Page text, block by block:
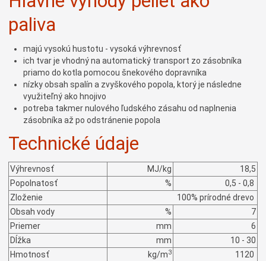
paliva
majú vysokú hustotu - vysoká výhrevnosť
ich tvar je vhodný na automatický transport zo zásobníka
priamo do kotla pomocou šnekového dopravníka
nízky obsah spalín a zvyškového popola, ktorý je následne
využiteľný ako hnojivo
potreba takmer nulového ľudského zásahu od naplnenia
zásobníka až po odstránenie popola
Technické údaje
Výhrevnosť MJ/kg
18,5
Popolnatosť
%
0,5 - 0,8
Zloženie
100% prírodné drevo
Obsah vody
%
7
Priemer
mm
6
Dĺžka
mm
10 - 30
Hmotnosť
kg/m3 1120